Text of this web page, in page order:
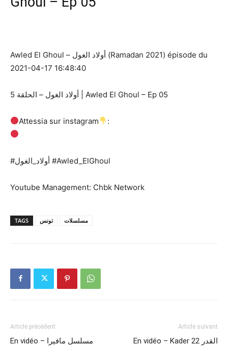
Awled El Ghoul – أولاد الغول (Ramadan 2021) épisode du
2021-04-17 16:48:40
أولاد الغول – الحلقة 5 | Awled El Ghoul – Ep 05
Attessia sur instagram :
#أولاد_الغول​ #Awled_ElGhoul​ ​
Youtube Management: Chbk Network
TAGS تونس مسلسلات
Article précédent
En vidéo – مسلسل مافيرا
Article suivant
En vidéo – Kader 22 القدر